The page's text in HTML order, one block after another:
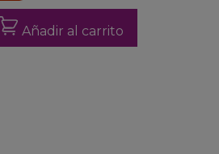
Añadir al carrito